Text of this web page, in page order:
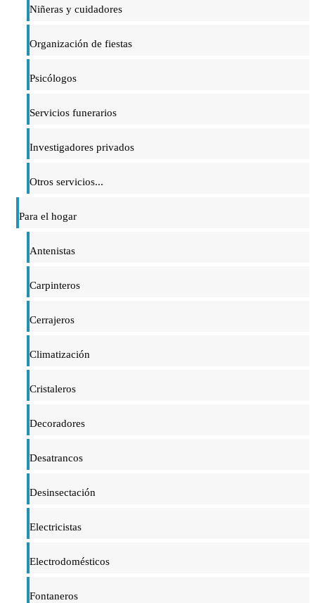
Niñeras y cuidadores
Organización de fiestas
Psicólogos
Servicios funerarios
Investigadores privados
Otros servicios...
Para el hogar
Antenistas
Carpinteros
Cerrajeros
Climatización
Cristaleros
Decoradores
Desatrancos
Desinsectación
Electricistas
Electrodomésticos
Fontaneros